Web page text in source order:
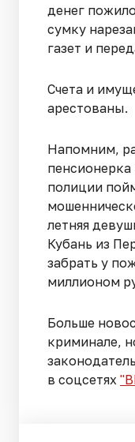
денег
сумку
газет и
Счета и
арестованы.
Напомним,
полиции
летняя
Кубань из
забрать у
миллионом
Больше
криминале,
в соцсетях